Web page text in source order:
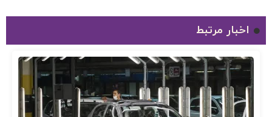
اخبار مرتبط